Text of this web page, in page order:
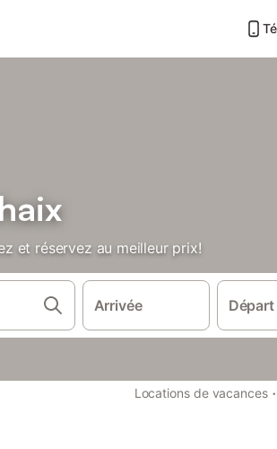
et réservez au meilleur prix!
Arrivée Départ
Locations de vacances ·